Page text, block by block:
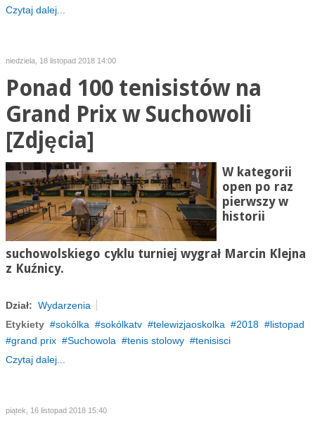
Czytaj dalej...
niedziela, 18 listopad 2018 14:00
Ponad 100 tenisistów na
Grand Prix w Suchowoli
[Zdjęcia]
W kategorii
open po raz
pierwszy w
historii
suchowolskiego cyklu turniej wygrał Marcin Klejna
z Kuźnicy.
Dział: Wydarzenia
Etykiety
sokólka sokólkatv telewizjaoskolka 2018
listopad
grand prix
Suchowola tenis stolowy
tenisisci
Czytaj dalej...
piątek, 16 listopad 2018 15:40